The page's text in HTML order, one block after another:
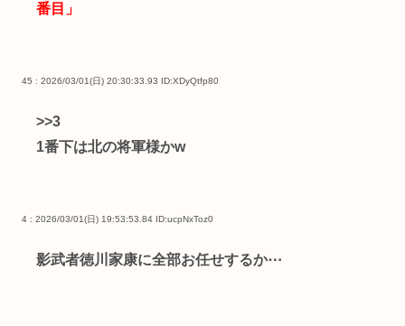
番目」
45 : 2026/03/01(日) 20:30:33.93 ID:XDyQtfp80
>>3
1番下は北の将軍様かw
4 : 2026/03/01(日) 19:53:53.84 ID:ucpNxToz0
影武者徳川家康に全部お任せするか⋯